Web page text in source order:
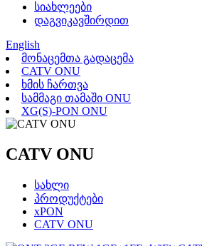
სიახლეები
დაგვიკავშირდით
English
მონაცემთა გადაცემა
CATV ONU
ხმის ჩართვა
სამმაგი თამაში ONU
XG(S)-PON ONU
CATV ONU
სახლი
პროდუქტები
xPON
CATV ONU